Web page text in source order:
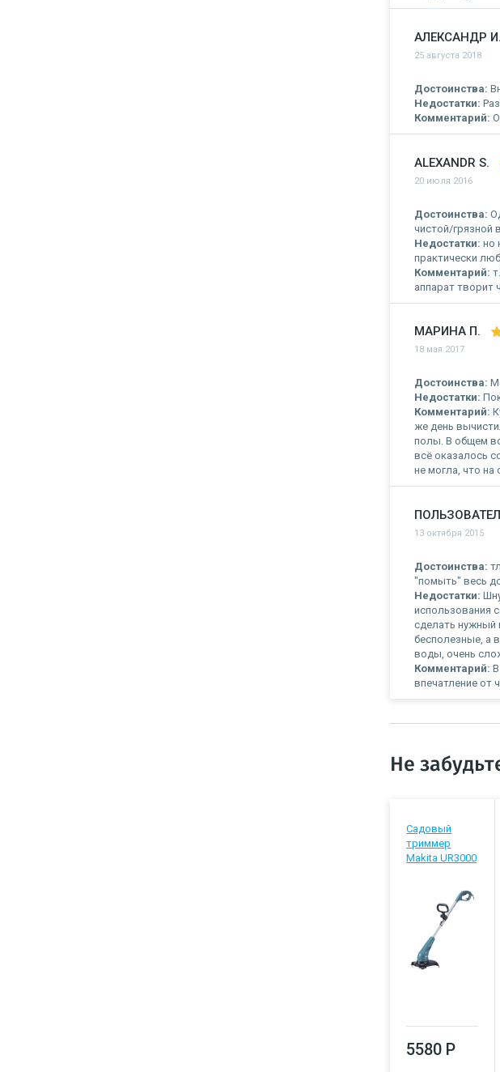
АЛЕКСАНДР И.
25 августа 2018
Достоинства:
Недостатки:
Комментарий:
ALEXANDR S.
20 июля 2016
Достоинства:
чистой/грязной
Недостатки: но
практически
Комментарий:
аппарат творит
МАРИНА П.
18 мая 2017
Достоинства:
Недостатки:
Комментарий:
же день
полы. В общем
всё оказалось
не могла, что на
13 октября 2015
Достоинства:
"помыть" весь
Недостатки:
использования
сделать нужный
бесполезные, а
воды, очень
Комментарий:
впечатление от
Не
Садовый
триммер
Makita UR3000
5580 Р